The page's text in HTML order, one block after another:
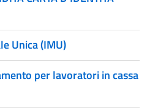
Unica (IMU)
per lavoratori in cassa